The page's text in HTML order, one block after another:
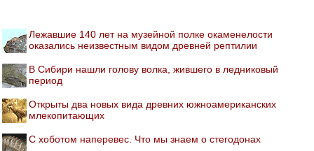
Лежавшие 140 лет на музейной полке окаменелости
оказались неизвестным видом древней рептилии
В Сибири нашли голову волка, жившего в ледниковый
период
Открыты два новых вида древних южноамериканских
млекопитающих
С хоботом наперевес. Что мы знаем о стегодонах